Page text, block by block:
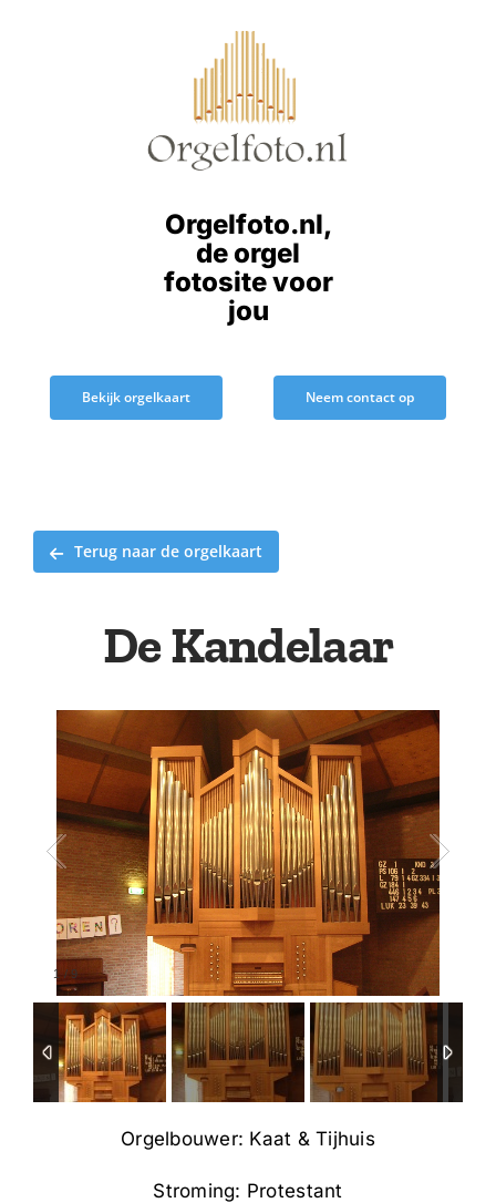
Orgelfoto.nl,
de orgel
fotosite voor
jou
Bekijk orgelkaart Neem contact op
Terug naar de orgelkaart
De Kandelaar
1/9
Orgelbouwer: Kaat & Tijhuis
Stroming: Protestant